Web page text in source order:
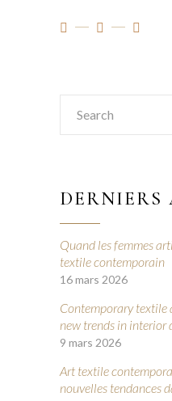
Search
for:
DERNIERS
Quand les femmes
textile contemporain
16 mars 2026
Contemporary textile
new trends in interior
9 mars 2026
Art textile
nouvelles tendances